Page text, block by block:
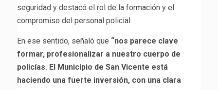
seguridad y destacó el rol de la formación y el
compromiso del personal policial.
En ese sentido, señaló que “nos parece clave
formar, profesionalizar a nuestro cuerpo de
policías. El Municipio de San Vicente está
haciendo una fuerte inversión, con una clara